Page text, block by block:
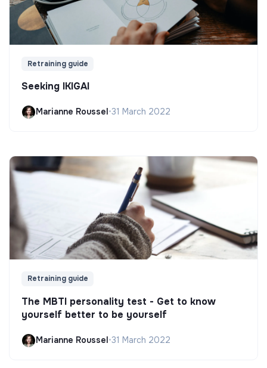
Retraining guide
Seeking IKIGAI
Marianne Roussel •31 March 2022
Retraining guide
The MBTI personality test - Get to know
yourself better to be yourself
Marianne Roussel•31 March 2022